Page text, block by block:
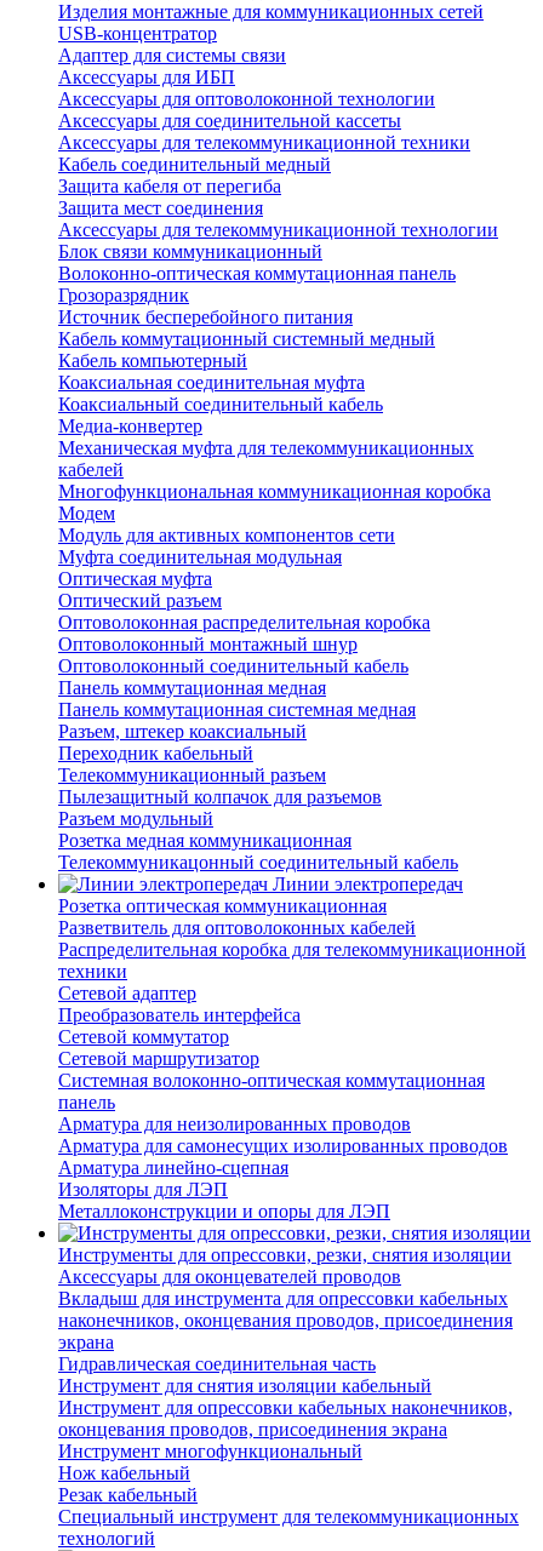
Изделия монтажные для коммуникационных сетей
USB-концентратор
Адаптер для системы связи
Аксессуары для ИБП
Аксессуары для оптоволоконной технологии
Аксессуары для соединительной кассеты
Аксессуары для телекоммуникационной техники
Кабель соединительный медный
Защита кабеля от перегиба
Защита мест соединения
Аксессуары для телекоммуникационной технологии
Блок связи коммуникационный
Волоконно-оптическая коммутационная панель
Грозоразрядник
Источник бесперебойного питания
Кабель коммутационный системный медный
Кабель компьютерный
Коаксиальная соединительная муфта
Коаксиальный соединительный кабель
Медиа-конвертер
Механическая муфта для телекоммуникационных
кабелей
Многофункциональная коммуникационная коробка
Модем
Модуль для активных компонентов сети
Муфта соединительная модульная
Оптическая муфта
Оптический разъем
Оптоволоконная распределительная коробка
Оптоволоконный монтажный шнур
Оптоволоконный соединительный кабель
Панель коммутационная медная
Панель коммутационная системная медная
Разъем, штекер коаксиальный
Переходник кабельный
Телекоммуникационный разъем
Пылезащитный колпачок для разъемов
Разъем модульный
Розетка медная коммуникационная
Телекоммуникацонный соединительный кабель
Линии электропередач
Розетка оптическая коммуникационная
Разветвитель для оптоволоконных кабелей
Распределительная коробка для телекоммуникационной
техники
Сетевой адаптер
Преобразователь интерфейса
Сетевой коммутатор
Сетевой маршрутизатор
Системная волоконно-оптическая коммутационная
панель
Арматура для неизолированных проводов
Арматура для самонесущих изолированных проводов
Арматура линейно-сцепная
Изоляторы для ЛЭП
Металлоконструкции и опоры для ЛЭП
Инструменты для опрессовки, резки, снятия изоляции
Аксессуары для оконцевателей проводов
Вкладыш для инструмента для опрессовки кабельных
наконечников, оконцевания проводов, присоединения
экрана
Гидравлическая соединительная часть
Инструмент для снятия изоляции кабельный
Инструмент для опрессовки кабельных наконечников,
оконцевания проводов, присоединения экрана
Инструмент многофункциональный
Нож кабельный
Резак кабельный
Специальный инструмент для телекоммуникационных
технологий